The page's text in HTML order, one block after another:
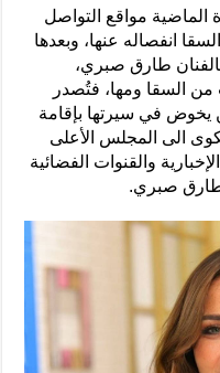
الماضية مواقع التواصل
انفصاله عنها، وبعدها
طارق صبري،
من السقا ومها، فتُصدر
يخوض في سيرتها بإقامة
الى المجلس الأعلى
والقنوات الفضائية
صبري.